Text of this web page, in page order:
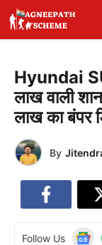
Skip
content
Hyundai
लाख वाली
लाख का बंपर
By
Follow Us